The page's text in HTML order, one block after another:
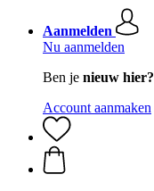
Aanmelden
Nu aanmelden
Ben je nieuw hier?
Account aanmaken